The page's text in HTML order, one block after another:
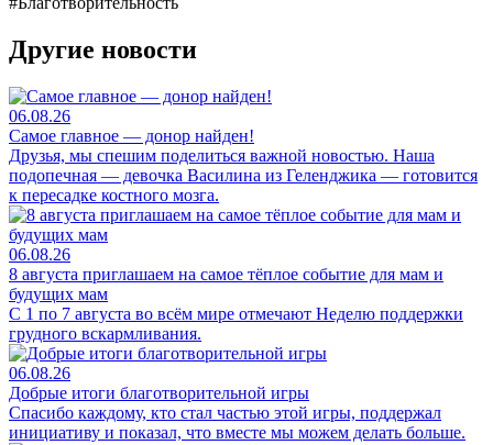
Другие новости
06.08.26
Самое главное — донор найден!
Друзья, мы спешим поделиться важной новостью. Наша
подопечная — девочка Василина из Геленджика — готовится
к пересадке костного мозга.
06.08.26
8 августа приглашаем на самое тёплое событие для мам и
будущих мам
С 1 по 7 августа во всём мире отмечают Неделю поддержки
грудного вскармливания.
06.08.26
Добрые итоги благотворительной игры
Спасибо каждому, кто стал частью этой игры, поддержал
инициативу и показал, что вместе мы можем делать больше.